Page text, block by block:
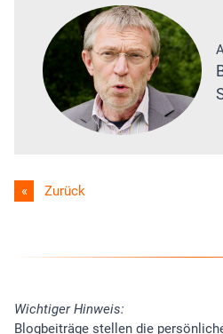
Zurück
Wichtiger Hinweis:
Blogbeiträge stellen die